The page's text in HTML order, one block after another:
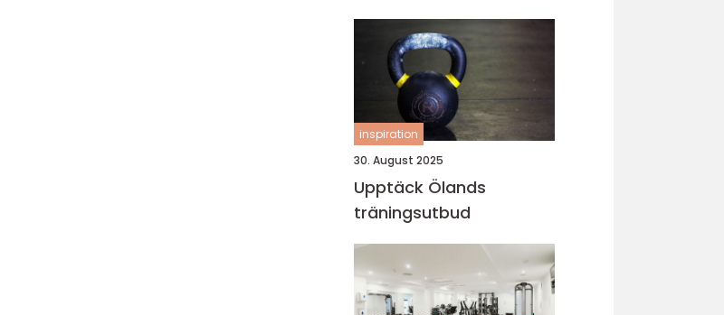
inspiration
30. August 2025
Upptäck Ölands
träningsutbud